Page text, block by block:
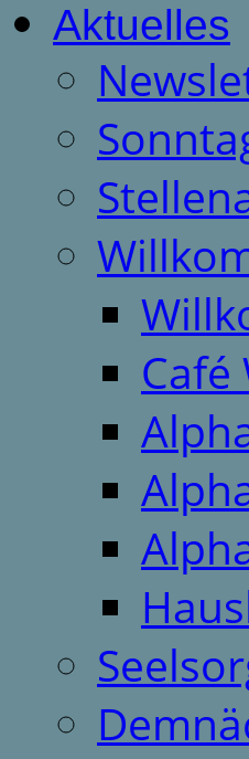
Aktuelles